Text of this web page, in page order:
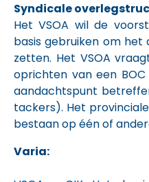
Syndicale
Het VSOA wil de
basis gebruiken om
zetten. Het VSOA
oprichten van een
aandachtspunt
tackers). Het
bestaan op één of
Varia: